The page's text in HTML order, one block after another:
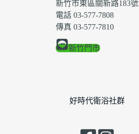
新竹市東區關新路183號
電話 03-577-7808
傳真 03-577-7810
新竹門市
好時代衛浴社群